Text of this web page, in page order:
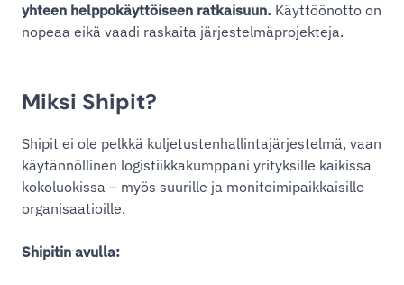
yhteen helppokäyttöiseen ratkaisuun. Käyttöönotto on
nopeaa eikä vaadi raskaita järjestelmäprojekteja.
Miksi Shipit?
Shipit ei ole pelkkä kuljetustenhallintajärjestelmä, vaan
käytännöllinen logistiikkakumppani yrityksille kaikissa
kokoluokissa – myös suurille ja monitoimipaikkaisille
organisaatioille.
Shipitin avulla: